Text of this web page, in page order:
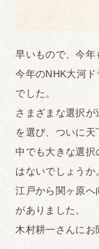
早いもので、今年
今年のNHK大河ド
でした。
さまざまな選択
を選び、ついに天
中でも大きな選択
はないでしょうか
江戸から関ヶ原へ
がありました。
木村耕一さんにお